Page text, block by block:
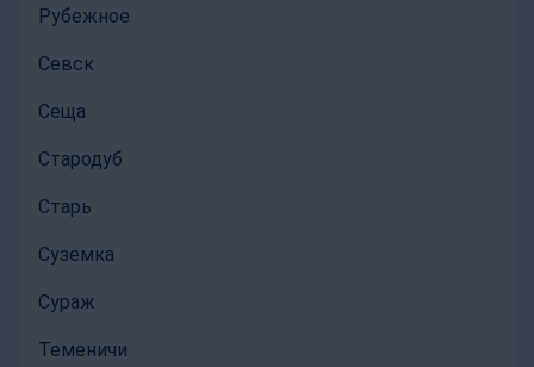
Рубежное
Севск
Сеща
Стародуб
Старь
Суземка
Сураж
Теменичи